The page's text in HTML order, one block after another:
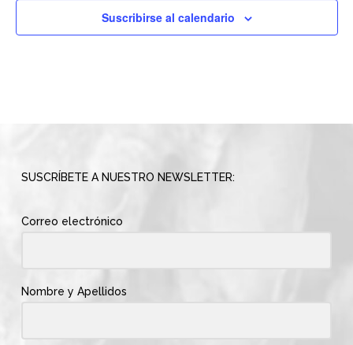
Suscribirse al calendario
SUSCRÍBETE A NUESTRO NEWSLETTER:
Correo electrónico
Nombre y Apellidos